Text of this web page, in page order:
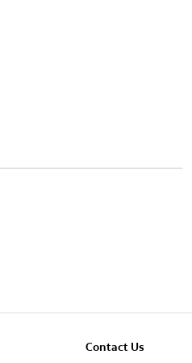
Contact Us